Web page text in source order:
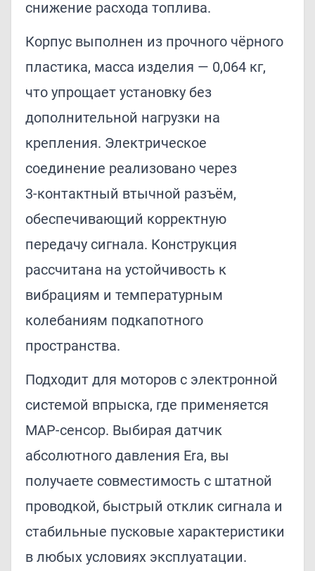
снижение расхода топлива.
Корпус выполнен из прочного чёрного
пластика, масса изделия — 0,064 кг,
что упрощает установку без
дополнительной нагрузки на
крепления. Электрическое
соединение реализовано через
3‑контактный втычной разъём,
обеспечивающий корректную
передачу сигнала. Конструкция
рассчитана на устойчивость к
вибрациям и температурным
колебаниям подкапотного
пространства.
Подходит для моторов с электронной
системой впрыска, где применяется
MAP-сенсор. Выбирая датчик
абсолютного давления Era, вы
получаете совместимость с штатной
проводкой, быстрый отклик сигнала и
стабильные пусковые характеристики
в любых условиях эксплуатации.